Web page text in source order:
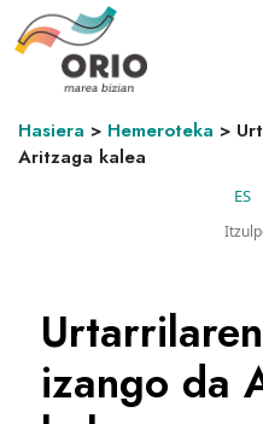
Hasiera > Hemeroteka >
Aritzaga kalea
ES
izango da